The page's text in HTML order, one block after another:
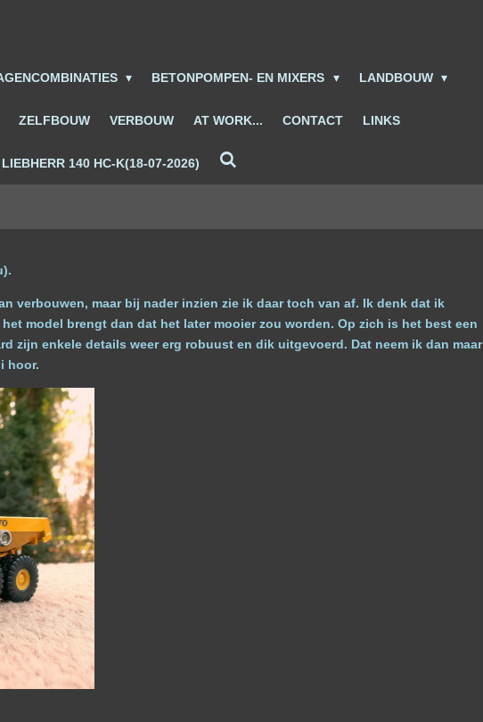
BETONPOMPEN- EN MIXERS LANDBOUW
ZELFBOUW VERBOUW AT WORK... CONTACT LINKS
140 HC-K(18-07-2026)
verbouwen, maar bij nader inzien zie ik daar toch van af. Ik denk dat ik
model brengt dan dat het later mooier zou worden. Op zich is het best een
zijn enkele details weer erg robuust en dik uitgevoerd. Dat neem ik dan maar
hoor.